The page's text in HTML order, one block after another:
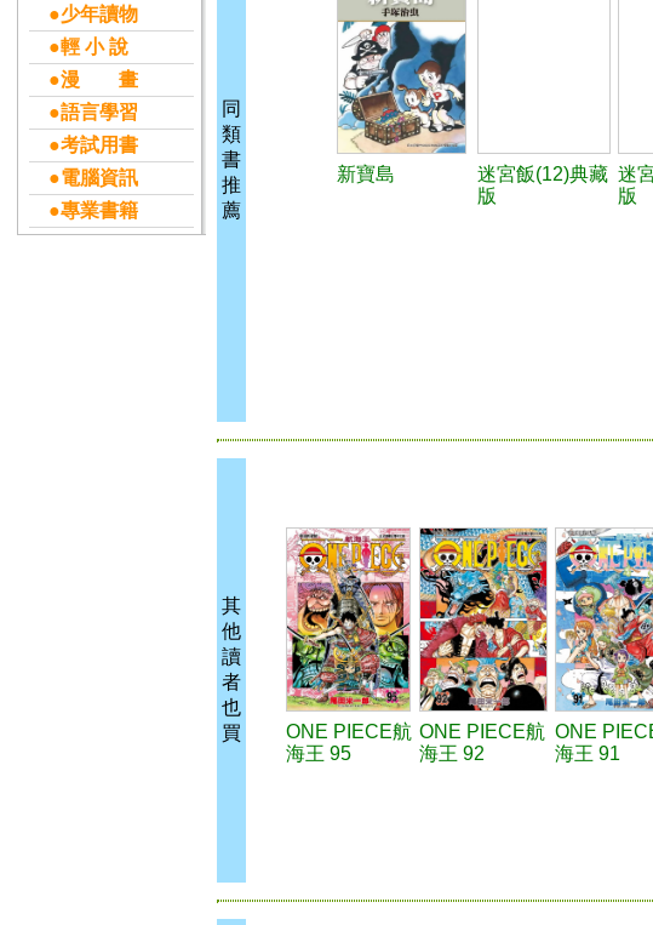
●少年讀物
●輕 小 說
●漫 畫
●語言學習
●考試用書
●電腦資訊
●專業書籍
同
類
書
推
薦
新寶島
迷宮飯(12)典藏
版
迷
版
其
他
讀
者
也
買
ONE PIECE航
海王 95
ONE PIECE航
海王 92
ONE
海王 91